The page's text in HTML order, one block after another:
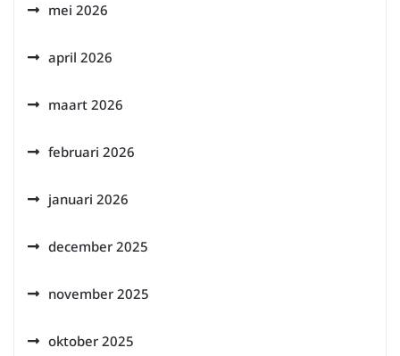
mei 2026
april 2026
maart 2026
februari 2026
januari 2026
december 2025
november 2025
oktober 2025